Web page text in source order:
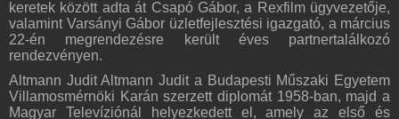
keretek között adta át Csapó Gábor, a Rexfilm ügyvezetője,
valamint Varsányi Gábor üzletfejlesztési igazgató, a március
22-én megrendezésre került éves partnertalálkozó
rendezvényen.
Altmann Judit Altmann Judit a Budapesti Műszaki Egyetem
Villamosmérnöki Karán szerzett diplomát 1958-ban, majd a
Magyar Televíziónál helyezkedett el, amely az első és